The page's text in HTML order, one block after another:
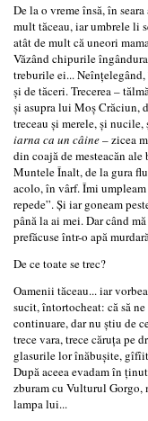
De la o vreme însă, în
mult tăceau, iar umbrele li
atât de mult că uneori
Văzând chipurile
treburile ei...
şi de tăceri. Trecerea –
şi asupra lui Moş Crăciun,
treceau şi merele, şi
iarna ca un câine– zicea
din coajă de mesteacăn
Muntele Înalt, de la gura
acolo, în vârf. Îmi
repede”. Şi iar goneam
până la ai mei. Dar când
prefăcuse într-o apă
De ce toate se trec?
Oamenii tăceau... iar
sucit, întortocheat: că să
continuare, dar nu ştiu de
trece vara, trece căruţa pe
glasurile lor înăbuşite,
După aceea evadam în
zburam cu Vulturul Gorgo,
lampa lui...